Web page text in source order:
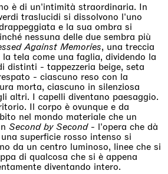
è di un'intimità straordinaria. In
traslucidi si dissolvono l'uno
e la sua ombra si
nessuna delle due sembra più
Against Memories, una treccia
tela come una faglia, dividendo la
distinti - tappezzeria beige, seta
- ciascuno reso con la
morta, ciascuno in silenziosa
altri. I capelli diventano paesaggio.
Il corpo è ovunque e da
nel mondo materiale che un
Second by Second- l'opera che dà
superficie rosso intenso si
da un centro luminoso, linee che si
di qualcosa che si è appena
diventando intero.